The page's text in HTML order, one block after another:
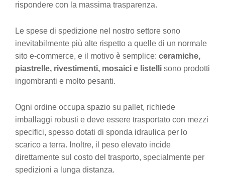
rispondere con la massima trasparenza.
Le spese di spedizione nel nostro settore sono
inevitabilmente più alte rispetto a quelle di un normale
sito e-commerce, e il motivo è semplice: ceramiche,
piastrelle, rivestimenti, mosaici e listelli sono prodotti
ingombranti e molto pesanti.
Ogni ordine occupa spazio su pallet, richiede
imballaggi robusti e deve essere trasportato con mezzi
specifici, spesso dotati di sponda idraulica per lo
scarico a terra. Inoltre, il peso elevato incide
direttamente sul costo del trasporto, specialmente per
spedizioni a lunga distanza.